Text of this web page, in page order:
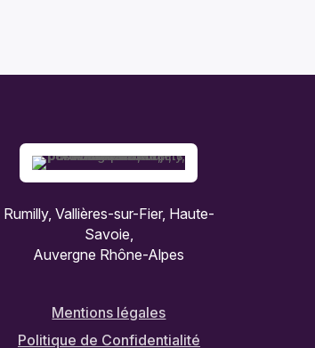
Rumilly, Vallières-sur-Fier, Haute-
Savoie,
Auvergne Rhône-Alpes
Mentions légales
Politique de Confidentialité